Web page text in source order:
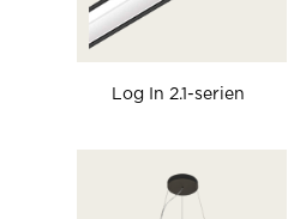
Log In 2.1-serien